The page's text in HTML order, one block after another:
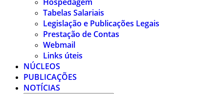
Tabelas Salariais
Legislação e Publicações Legais
Prestação de Contas
Webmail
Links úteis
NÚCLEOS
PUBLICAÇÕES
NOTÍCIAS